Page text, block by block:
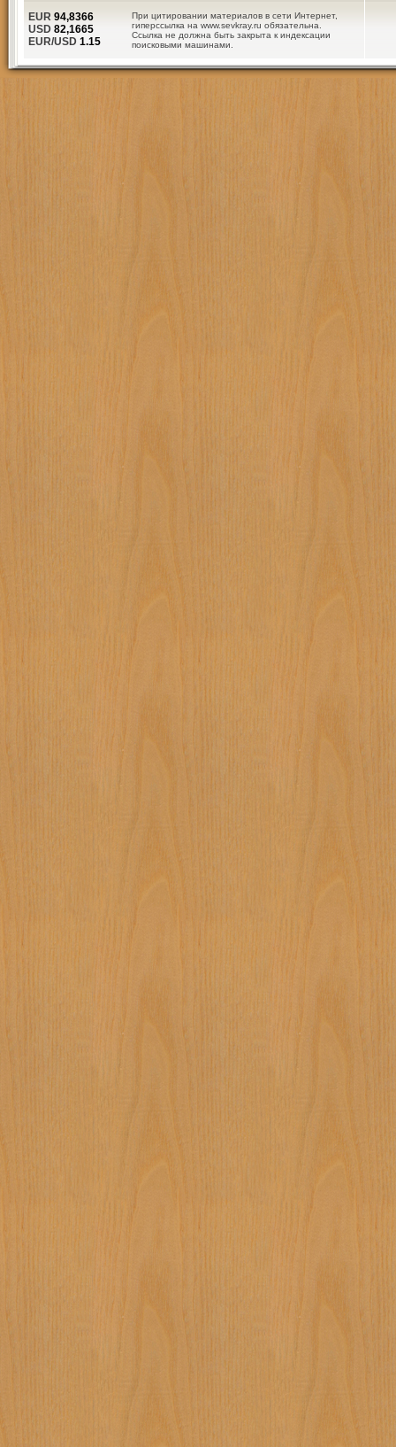
При цитировании материалов в сети Интернет,
гиперссылка на www.sevkray.ru обязательна.
Ссылка не должна быть закрыта к индексации
поисковыми машинами.
EUR 94,8366
USD 82,1665
EUR/USD 1.15